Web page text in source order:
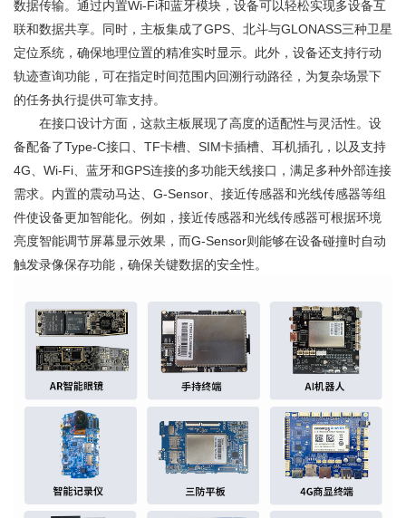
数据传输。通过内置Wi-Fi和蓝牙模块，设备可以轻松实现多设备互
联和数据共享。同时，主板集成了GPS、北斗与GLONASS三种卫星
定位系统，确保地理位置的精准实时显示。此外，设备还支持行动
轨迹查询功能，可在指定时间范围内回溯行动路径，为复杂场景下
的任务执行提供可靠支持。
在接口设计方面，这款主板展现了高度的适配性与灵活性。设
备配备了Type-C接口、TF卡槽、SIM卡插槽、耳机插孔，以及支持
4G、Wi-Fi、蓝牙和GPS连接的多功能天线接口，满足多种外部连接
需求。内置的震动马达、G-Sensor、接近传感器和光线传感器等组
件使设备更加智能化。例如，接近传感器和光线传感器可根据环境
亮度智能调节屏幕显示效果，而G-Sensor则能够在设备碰撞时自动
触发录像保存功能，确保关键数据的安全性。